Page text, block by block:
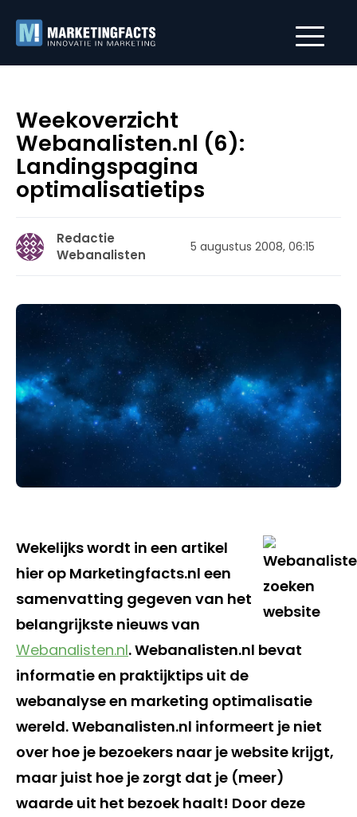
Weekoverzicht
Webanalisten.nl (6):
Landingspagina
optimalisatietips
Redactie
Webanalisten
5 augustus 2008, 06:15
Wekelijks wordt in een artikel
hier op Marketingfacts.nl een
samenvatting gegeven van het
belangrijkste nieuws van
Webanalisten.nl. Webanalisten.nl bevat
informatie en praktijktips uit de
webanalyse en marketing optimalisatie
wereld. Webanalisten.nl informeert je niet
over hoe je bezoekers naar je website krijgt,
maar juist hoe je zorgt dat je (meer)
waarde uit het bezoek haalt! Door deze